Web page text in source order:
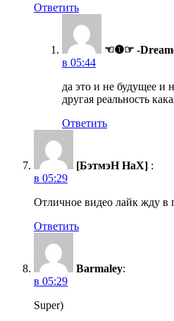
Ответить
☜❶☞ -
в 05:44
да это и не будущее и
другая реальность
Ответить
[БэтмэН НаХ] :
в 05:29
Отличное видео лайк жду в
Ответить
Barmaley:
в 05:29
Super)